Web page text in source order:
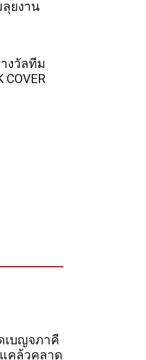
ลุยงาน
งวัลทีม
เบญจ​ภาคี​
คล้วคลาด​